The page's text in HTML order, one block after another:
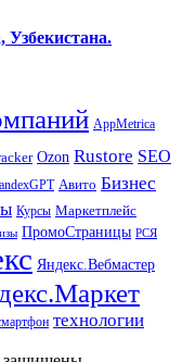
Узбекистана.
AppMetrica
Ozon Rustore SEO
Авито Бизнес
Курсы Маркетплейс
ПромоСтраницы РСЯ
Яндекс.Вебмастер
технологии